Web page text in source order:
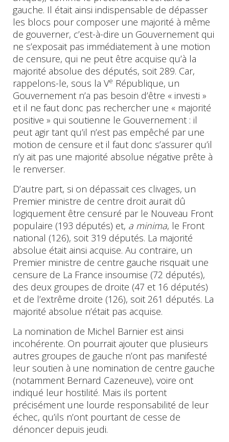
gauche. Il était ainsi indispensable de dépasser
les blocs pour composer une majorité à même
de gouverner, c’est-à-dire un Gouvernement qui
ne s’exposait pas immédiatement à une motion
de censure, qui ne peut être acquise qu’à la
majorité absolue des députés, soit 289. Car,
rappelons-le, sous la Ve République, un
Gouvernement n’a pas besoin d’être « investi »
et il ne faut donc pas rechercher une « majorité
positive » qui soutienne le Gouvernement : il
peut agir tant qu’il n’est pas empêché par une
motion de censure et il faut donc s’assurer qu’il
n’y ait pas une majorité absolue négative prête à
le renverser.
D’autre part, si on dépassait ces clivages, un
Premier ministre de centre droit aurait dû
logiquement être censuré par le Nouveau Front
populaire (193 députés) et, a minima, le Front
national (126), soit 319 députés. La majorité
absolue était ainsi acquise. Au contraire, un
Premier ministre de centre gauche risquait une
censure de La France insoumise (72 députés),
des deux groupes de droite (47 et 16 députés)
et de l’extrême droite (126), soit 261 députés. La
majorité absolue n’était pas acquise.
La nomination de Michel Barnier est ainsi
incohérente. On pourrait ajouter que plusieurs
autres groupes de gauche n’ont pas manifesté
leur soutien à une nomination de centre gauche
(notamment Bernard Cazeneuve), voire ont
indiqué leur hostilité. Mais ils portent
précisément une lourde responsabilité de leur
échec, qu’ils n’ont pourtant de cesse de
dénoncer depuis jeudi.